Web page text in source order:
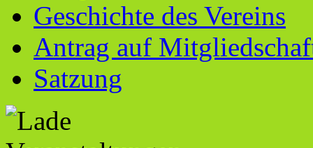
Geschichte des Vereins
Antrag auf
Satzung